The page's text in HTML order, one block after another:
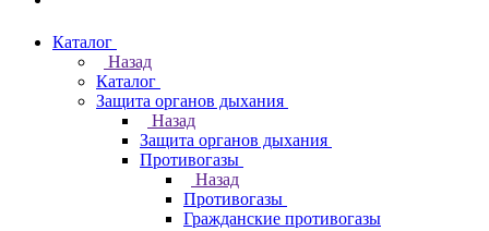
Каталог
Назад
Каталог
Защита органов дыхания
Назад
Защита органов дыхания
Противогазы
Назад
Противогазы
Гражданские противогазы